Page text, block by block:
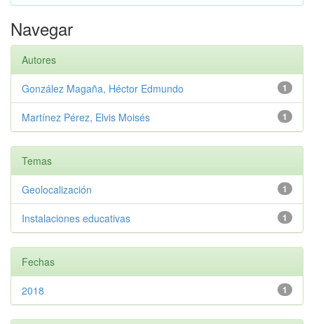
Navegar
Autores
1
González Magaña, Héctor Edmundo
1
Martínez Pérez, Elvis Moisés
Temas
1
Geolocalización
1
Instalaciones educativas
Fechas
1
2018